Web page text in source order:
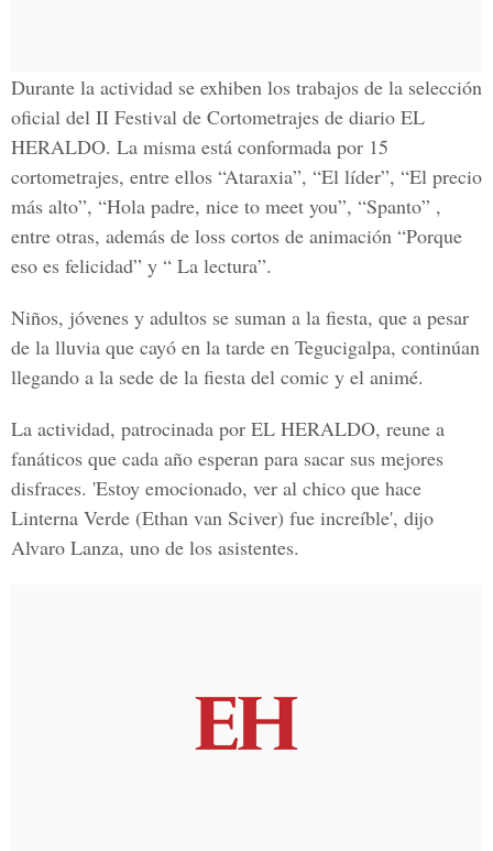
Durante la actividad se exhiben los trabajos de la selección
oficial del II Festival de Cortometrajes de diario EL
HERALDO. La misma está conformada por 15
cortometrajes, entre ellos “Ataraxia”, “El líder”, “El precio
más alto”, “Hola padre, nice to meet you”, “Spanto” ,
entre otras, además de loss cortos de animación “Porque
eso es felicidad” y “ La lectura”.
Niños, jóvenes y adultos se suman a la fiesta, que a pesar
de la lluvia que cayó en la tarde en Tegucigalpa, continúan
llegando a la sede de la fiesta del comic y el animé.
La actividad, patrocinada por EL HERALDO, reune a
fanáticos que cada año esperan para sacar sus mejores
disfraces. 'Estoy emocionado, ver al chico que hace
Linterna Verde (Ethan van Sciver) fue increíble', dijo
Alvaro Lanza, uno de los asistentes.